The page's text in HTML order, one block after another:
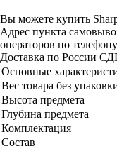
Вы можете купить
Адрес пункта
операторов по
Доставка по России
Основные
Вес товара без
Высота предмета
Глубина предмета
Комплектация
Состав